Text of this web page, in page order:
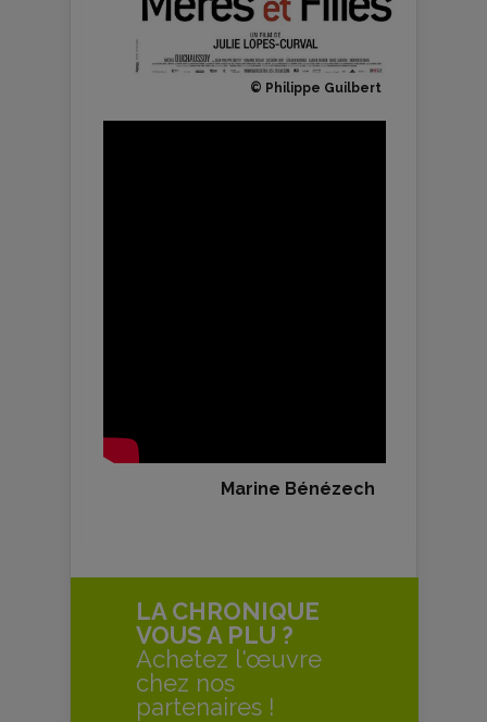
© Philippe Guilbert
Marine Bénézech
LA CHRONIQUE
VOUS A PLU ?
Achetez l'œuvre
chez nos
partenaires !